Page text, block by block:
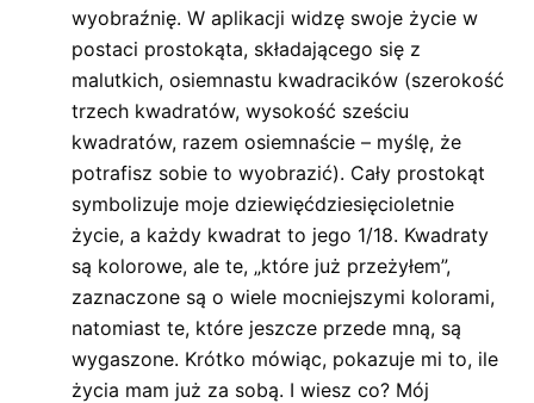
wyobraźnię. W aplikacji widzę swoje życie w
postaci prostokąta, składającego się z
malutkich, osiemnastu kwadracików (szerokość
trzech kwadratów, wysokość sześciu
kwadratów, razem osiemnaście – myślę, że
potrafisz sobie to wyobrazić). Cały prostokąt
symbolizuje moje dziewięćdziesięcioletnie
życie, a każdy kwadrat to jego 1/18. Kwadraty
są kolorowe, ale te, „które już przeżyłem”,
zaznaczone są o wiele mocniejszymi kolorami,
natomiast te, które jeszcze przede mną, są
wygaszone. Krótko mówiąc, pokazuje mi to, ile
życia mam już za sobą. I wiesz co? Mój